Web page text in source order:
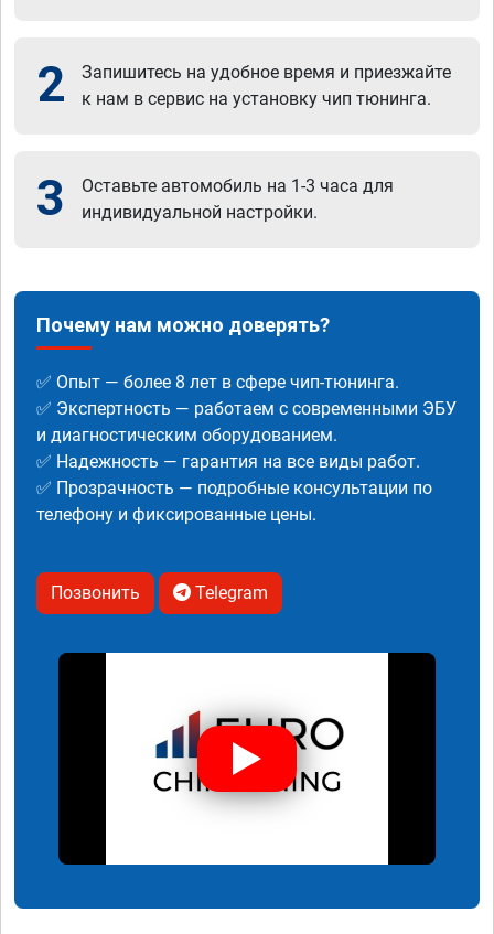
2
Запишитесь на удобное время и приезжайте
к нам в сервис на установку чип тюнинга.
3
Оставьте автомобиль на 1-3 часа для
индивидуальной настройки.
Почему нам можно доверять?
✅ Опыт — более 8 лет в сфере чип-тюнинга.
✅ Экспертность — работаем с современными ЭБУ
и диагностическим оборудованием.
✅ Надежность — гарантия на все виды работ.
✅ Прозрачность — подробные консультации по
телефону и фиксированные цены.
Позвонить Telegram